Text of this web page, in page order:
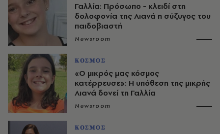
Γαλλία: Πρόσωπο - κλειδί στη
δολοφονία της Λιανά η σύζυγος του
παιδοβιαστή
Newsroom
ΚΟΣΜΟΣ
«Ο μικρός μας κόσμος
κατέρρευσε»: Η υπόθεση της μικρής
Λιανά δονεί τη Γαλλία
Newsroom
ΚΟΣΜΟΣ